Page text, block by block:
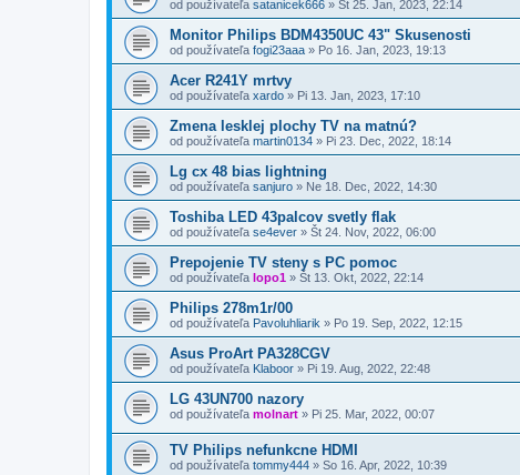
od používateľa satanicek666 » St 25. Jan, 2023, 22:14
Monitor Philips BDM4350UC 43" Skusenosti
od používateľa fogi23aaa » Po 16. Jan, 2023, 19:13
Acer R241Y mrtvy
od používateľa xardo » Pi 13. Jan, 2023, 17:10
Zmena lesklej plochy TV na matnú?
od používateľa martin0134 » Pi 23. Dec, 2022, 18:14
Lg cx 48 bias lightning
od používateľa sanjuro » Ne 18. Dec, 2022, 14:30
Toshiba LED 43palcov svetly flak
od používateľa se4ever » Št 24. Nov, 2022, 06:00
Prepojenie TV steny s PC pomoc
od používateľa lopo1 » Št 13. Okt, 2022, 22:14
Philips 278m1r/00
od používateľa Pavoluhliarik » Po 19. Sep, 2022, 12:15
Asus ProArt PA328CGV
od používateľa Klaboor » Pi 19. Aug, 2022, 22:48
LG 43UN700 nazory
od používateľa molnart » Pi 25. Mar, 2022, 00:07
TV Philips nefunkcne HDMI
od používateľa tommy444 » So 16. Apr, 2022, 10:39